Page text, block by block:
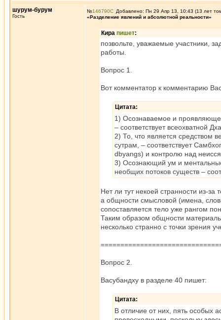
шурум-бурум
Гость
№146790
Добавлено: Пн 29 Апр 13, 10:43 (13 лет
«Разделение явлений и абсолютной реальности»
Кира пишет:
позвольте, уважаемые участники,
работы.
Вопрос 1.
Вот комментатор к комментарию
Цитата:
1) Осознаваемое и
– соответствует всеохватной
2) То, что является средством
сутрам, – соответствует
dbyangs) и контролю над
3) Осознающий ум и
необщих потоков существ –
Нет ли тут некоей странности из-
а общности смысловой (имена,
сопоставляется тело уже рангом
Таким образом общности
несколько странно с точки зрения
Вопрос 2.
Васубандху в разделе 40 пишет:
Цитата:
В отличие от них, пять особых